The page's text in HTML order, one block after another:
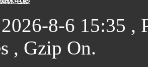
8-6 15:35 ,
, Gzip On.